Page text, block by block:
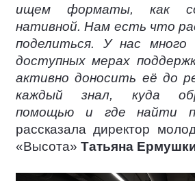
ищем форматы, как
нативной. Нам есть что
поделиться. У нас
доступных мерах
активно доносить её до
каждый знал, куда
помощью и где найти
рассказала директор
«Высота» Татьяна